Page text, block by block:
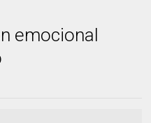
emocional